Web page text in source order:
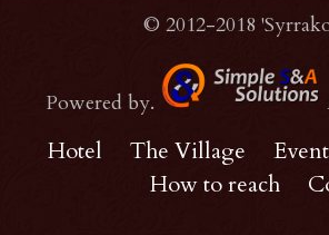
© 2012-2018
Powered by.
Hotel The Village
How to reach